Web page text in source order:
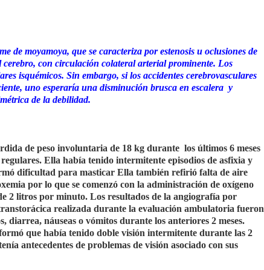
de moyamoya, que se caracteriza por estenosis u oclusiones de
con circulación colateral arterial prominente. Los
isquémicos. Sin embargo, si los accidentes cerebrovasculares
uno esperaría una disminución brusca en escalera y
de la debilidad.
de peso involuntaria de 18 kg durante los últimos 6 meses
Ella había tenido intermitente episodios de asfixia y
dificultad para masticar Ella también refirió falta de aire
por lo que se comenzó con la administración de oxígeno
2 litros por minuto. Los resultados de la angiografía por
realizada durante la evaluación ambulatoria fueron
náuseas o vómitos durante los anteriores 2 meses.
que había tenido doble visión intermitente durante las 2
antecedentes de problemas de visión asociado con sus